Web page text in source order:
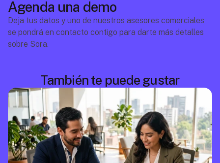
Agenda una demo
Deja tus datos y uno de nuestros asesores comerciales
se pondrá en contacto contigo para darte más detalles
sobre Sora.
También te puede gustar